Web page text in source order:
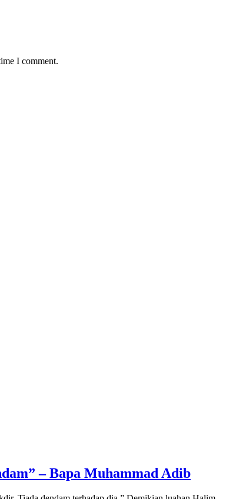
I comment.
– Bapa Muhammad Adib